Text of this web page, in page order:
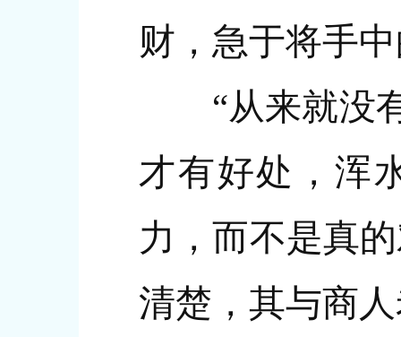
财，急于将手
“从来就没有
才有好处，浑
力，而不是真
清楚，其与商